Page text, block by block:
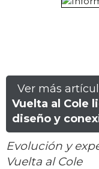
Ver más
Vuelta al Cole
diseño y
Evolución y
Vuelta al Cole